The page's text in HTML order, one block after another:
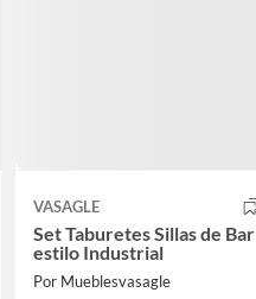
VASAGLE
Set Taburetes Sillas de Bar
estilo Industrial
Por Mueblesvasagle